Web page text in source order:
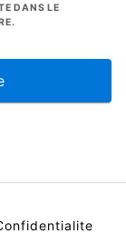
DANS LE